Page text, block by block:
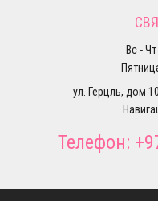
Вс -
ул. Герцль, дом
Телефон: